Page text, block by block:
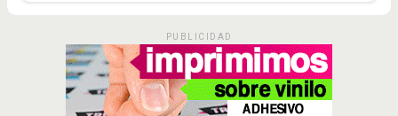
PUBLICIDAD